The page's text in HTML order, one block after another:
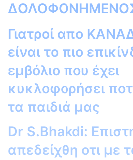
Γιατροί απο
είναι το πιο
εμβόλιο που έχει
κυκλοφορήσει
τα παιδιά μας
Dr S.Bhakdi:
απεδείχθη οτι με